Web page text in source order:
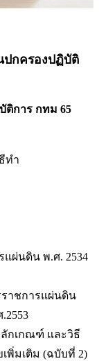
ปกครองปฏิบัติ
ติการ กทม 65
ทำ
ผ่นดิน พ.ศ. 2534
าชการแผ่นดิน
กเกณฑ์ และวิธี
พิ่มเติม (ฉบับที่ 2)